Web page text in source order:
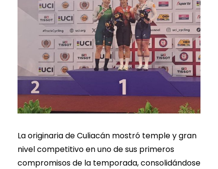
La originaria de Culiacán mostró temple y gran
nivel competitivo en uno de sus primeros
compromisos de la temporada, consolidándose